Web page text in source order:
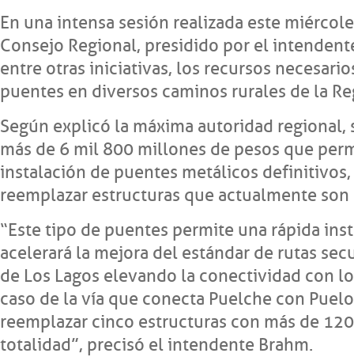
En una intensa sesión realizada este
Consejo Regional, presidido por el
entre otras iniciativas, los recursos
puentes en diversos caminos rurales de la
Según explicó la máxima autoridad
más de 6 mil 800 millones de pesos que
instalación de puentes metálicos
reemplazar estructuras que actualmente son
“Este tipo de puentes permite una rápida
acelerará la mejora del estándar de rutas
de Los Lagos elevando la conectividad con
caso de la vía que conecta Puelche con
reemplazar cinco estructuras con más de
totalidad”, precisó el intendente Brahm.